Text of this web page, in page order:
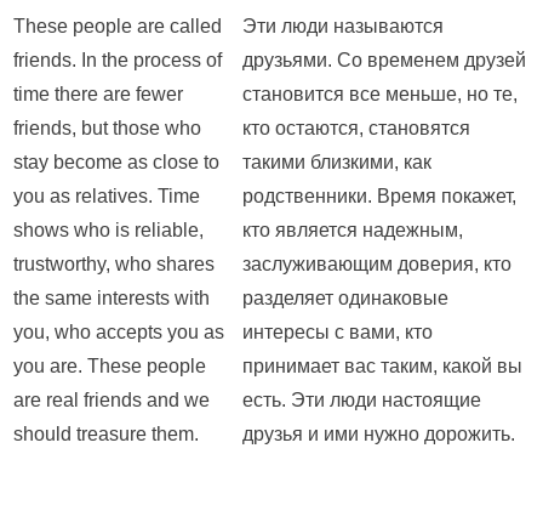
These people are called
friends. In the process of
time there are fewer
friends, but those who
stay become as close to
you as relatives. Time
shows who is reliable,
trustworthy, who shares
the same interests with
you, who accepts you as
you are. These people
are real friends and we
should treasure them.
Эти люди называются
друзьями. Со временем друзей
становится все меньше, но те,
кто остаются, становятся
такими близкими, как
родственники. Время покажет,
кто является надежным,
заслуживающим доверия, кто
разделяет одинаковые
интересы с вами, кто
принимает вас таким, какой вы
есть. Эти люди настоящие
друзья и ими нужно дорожить.